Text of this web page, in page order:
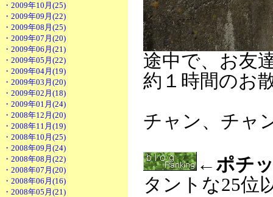
・2009年10月(25)
・2009年09月(22)
・2009年08月(25)
・2009年07月(20)
・2009年06月(21)
・2009年05月(22)
・2009年04月(19)
・2009年03月(20)
・2009年02月(18)
・2009年01月(24)
・2008年12月(20)
・2008年11月(19)
・2008年10月(25)
・2008年09月(24)
・2008年08月(22)
・2008年07月(20)
・2008年06月(16)
・2008年05月(21)
途中で、お友
約１時間のお
チャン、チャ
←ポチ
タントな25位